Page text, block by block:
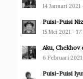
14 Januari 2021
Puisi-Puisi
15 Mei 2021 -
Aku, Chekhov
6 Februari 2021
Puisi-Puisi